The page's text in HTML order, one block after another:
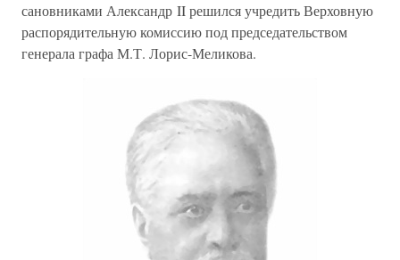
сановниками Александр II решился учредить Верховную
распорядительную комиссию под председательством
генерала графа М.Т. Лорис-Меликова.